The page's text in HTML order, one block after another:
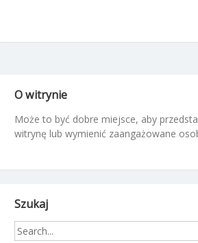
O witrynie
Może to być dobre miejsce, aby
witrynę lub wymienić zaangażowane
Szukaj